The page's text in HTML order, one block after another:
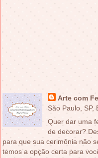
Arte com
São Paulo, SP,
Quer dar uma
de decorar?
para que sua cerimônia não
temos a opção certa para